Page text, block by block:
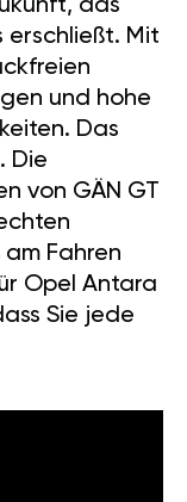
das
erschließt. Mit
und hohe
Das
Die
von GÄN GT
am Fahren
Opel Antara
Sie jede